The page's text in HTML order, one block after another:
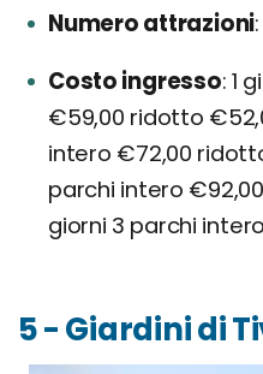
Numero attrazioni
Costo ingresso 1
€59,00 ridotto
intero €72,00
parchi intero
giorni 3 parchi
5 - Giardini di